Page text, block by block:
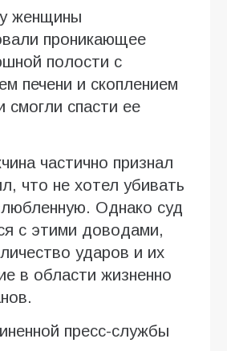
женщины
проникающее
полости с
печени и скоплением
смогли спасти ее
частично признал
что не хотел убивать
Однако суд
с этими доводами,
ударов и их
в области жизненно
пресс-службы